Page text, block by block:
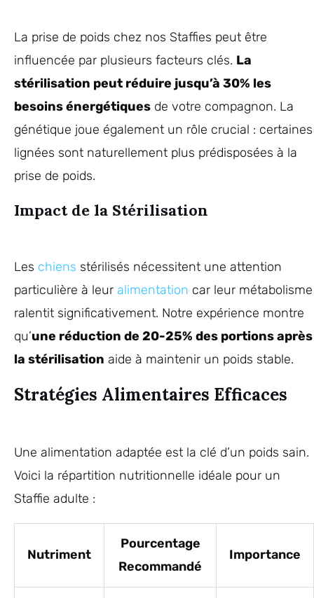
La prise de poids chez nos Staffies peut être
influencée par plusieurs facteurs clés. La
stérilisation peut réduire jusqu’à 30% les
besoins énergétiques de votre compagnon. La
génétique joue également un rôle crucial : certaines
lignées sont naturellement plus prédisposées à la
prise de poids.
Impact de la Stérilisation
Les chiens stérilisés nécessitent une attention
particulière à leur alimentation car leur métabolisme
ralentit significativement. Notre expérience montre
qu’une réduction de 20-25% des portions après
la stérilisation aide à maintenir un poids stable.
Stratégies Alimentaires Efficaces
Une alimentation adaptée est la clé d’un poids sain.
Voici la répartition nutritionnelle idéale pour un
Staffie adulte :
Nutriment
Pourcentage
Recommandé
Importance